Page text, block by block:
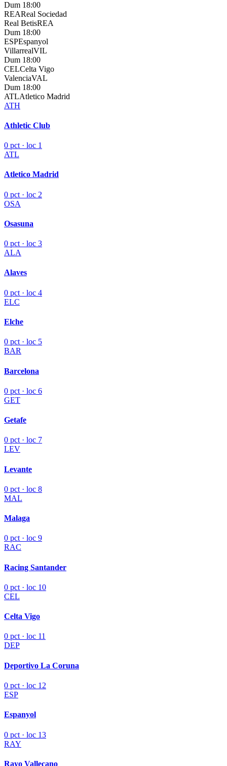
Dum 18:00
REAReal Sociedad
Real BetisREA
Dum 18:00
ESPEspanyol
VillarrealVIL
Dum 18:00
CELCelta Vigo
ValenciaVAL
Dum 18:00
ATLAtletico Madrid
ATH
Athletic Club
0 pct · loc 1
ATL
Atletico Madrid
0 pct · loc 2
OSA
Osasuna
0 pct · loc 3
ALA
Alaves
0 pct · loc 4
ELC
Elche
0 pct · loc 5
BAR
Barcelona
0 pct · loc 6
GET
Getafe
0 pct · loc 7
LEV
Levante
0 pct · loc 8
MAL
Malaga
0 pct · loc 9
RAC
Racing Santander
0 pct · loc 10
CEL
Celta Vigo
0 pct · loc 11
DEP
Deportivo La Coruna
0 pct · loc 12
ESP
Espanyol
0 pct · loc 13
RAY
Rayo Vallecano